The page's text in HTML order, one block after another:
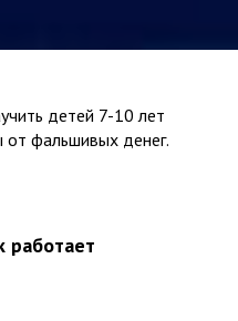
детей 7-10 лет
от фальшивых денег.
работает